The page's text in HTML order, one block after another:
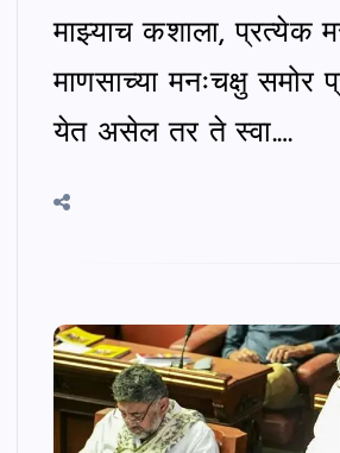
माझ्याच कशाला, प्रत्येक
माणसाच्या मनःचक्षु समोर
येत असेल तर ते स्वा.…